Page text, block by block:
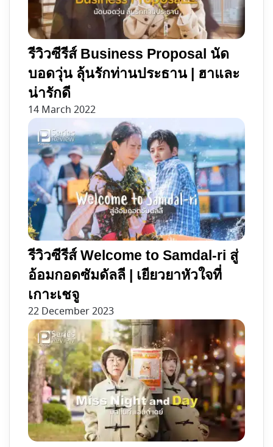
รีวิวซีรีส์ Business Proposal นัด
บอดวุ่น ลุ้นรักท่านประธาน | ฮาและ
น่ารักดี
14 March 2022
รีวิวซีรีส์ Welcome to Samdal-ri สู่
อ้อมกอดซัมดัลลี | เยียวยาหัวใจที่
เกาะเชจู
22 December 2023